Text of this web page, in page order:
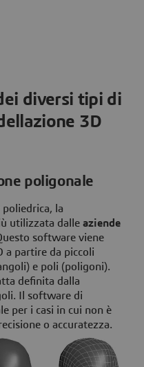
diversi tipi di
3D
poligonale
la
utilizzata dalle aziende
software viene
a partire da piccoli
e poli (poligoni).
definita dalla
Il software di
per i casi in cui non è
o accuratezza.